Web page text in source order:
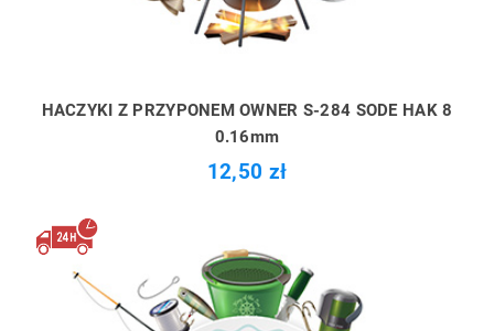
HACZYKI Z PRZYPONEM OWNER S-284 SODE HAK 8
0.16mm
12,50 zł